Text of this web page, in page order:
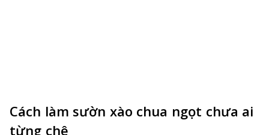
Cách làm sườn xào chua ngọt chưa ai
từng chê